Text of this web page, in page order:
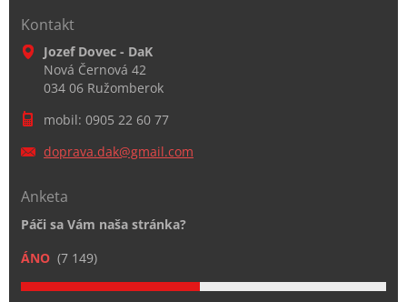
Kontakt
Jozef Dovec - DaK
Nová Černová 42
034 06 Ružomberok
mobil: 0905 22 60 77
doprava.dak@gmail.com
Anketa
Páči sa Vám naša stránka?
ÁNO (7 149)